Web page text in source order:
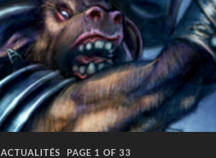
ACTUALITÉS PAGE 1 OF 33